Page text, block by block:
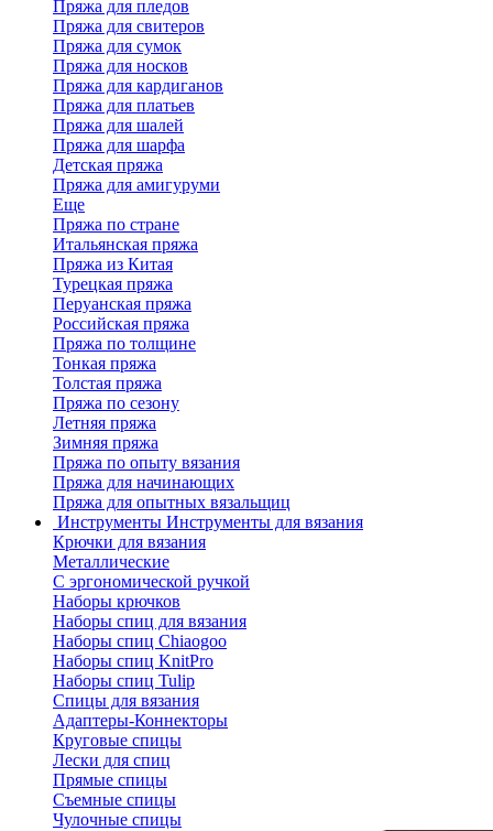
Пряжа для пледов
Пряжа для свитеров
Пряжа для сумок
Пряжа для носков
Пряжа для кардиганов
Пряжа для платьев
Пряжа для шалей
Пряжа для шарфа
Детская пряжа
Пряжа для амигуруми
Еще
Пряжа по стране
Итальянская пряжа
Пряжа из Китая
Турецкая пряжа
Перуанская пряжа
Российская пряжа
Пряжа по толщине
Тонкая пряжа
Толстая пряжа
Пряжа по сезону
Летняя пряжа
Зимняя пряжа
Пряжа по опыту вязания
Пряжа для начинающих
Пряжа для опытных вязальщиц
Инструменты Инструменты для вязания
Крючки для вязания
Металлические
С эргономической ручкой
Наборы крючков
Наборы спиц для вязания
Наборы спиц Chiaogoo
Наборы спиц KnitPro
Наборы спиц Tulip
Спицы для вязания
Адаптеры-Коннекторы
Круговые спицы
Лески для спиц
Прямые спицы
Съемные спицы
Чулочные спицы